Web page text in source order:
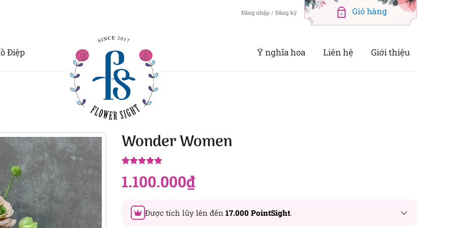
Đăng nhập / Đăng ký 0
Điệp Ý nghĩa hoa Liên hệ Giới thiệu
Wonder Women
dựa trên
đánh giá
1.100.000₫
Được tích lũy lên đến 17.000 PointSight.